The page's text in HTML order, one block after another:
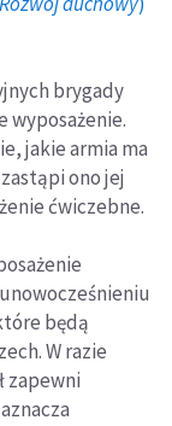
brygady
wyposażenie.
jakie armia ma
ono jej
ćwiczebne.
będą
W razie
zapewni